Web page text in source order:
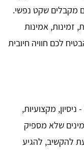
מקבלים שקט נפשי.
זמינות, אמינות
לכם חוויה חיובית
מקצועיות,
שלא מספיק
להקשיב, להגיע